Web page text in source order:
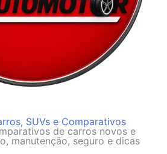
SUVs e Comparativos
de carros novos e
manutenção, seguro e dicas